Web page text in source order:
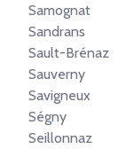
Samognat
Sandrans
Sault-Brénaz
Sauverny
Savigneux
Ségny
Seillonnaz